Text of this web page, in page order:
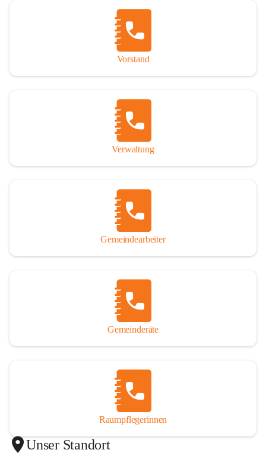
Vorstand
Verwaltung
Gemeindearbeiter
Gemeinderäte
Raumpflegerinnen
Unser Standort